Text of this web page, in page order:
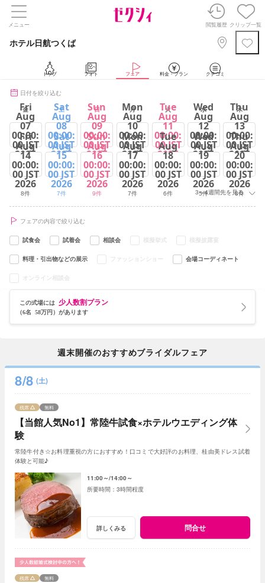
メニュー 閲覧履歴 クリップ一覧
ホテル日航つくば
トップ フォト フェア 料金・プラン クチコミ
日付を絞り込む
金 土 日 月 火 水 木
Fri
Aug
07
00:00:
00 JST
2026
8件
Sat
Aug
08
00:00:
00 JST
2026
8件
Sun
Aug
09
00:00:
00 JST
2026
8件
Mon
Aug
10
00:00:
00 JST
2026
7件
Tue
Aug
11
00:00:
00 JST
2026
7件
Wed
Aug
12
00:00:
00 JST
2026
5件
Thu
Aug
13
00:00:
00 JST
2026
8件
Fri
Aug
14
00:00:
00 JST
2026
8件
Sat
Aug
15
00:00:
00 JST
2026
7件
Sun
Aug
16
00:00:
00 JST
2026
9件
Mon
Aug
17
00:00:
00 JST
2026
7件
Tue
Aug
18
00:00:
00 JST
2026
6件
Wed
Aug
19
00:00:
00 JST
2026
5件
Thu
Aug
20
00:00:
00 JST
2026
8件
3～4週間先を見る
フェアの内容で絞り込む
試食会 試着会 相談会 模擬挙式 模擬披露宴
料理・引出物などの展示 ファッションショー 会場コーディネート
オンライン相談会
この式場には 少人数割プラン
（6名 58万円）があります
週末開催のおすすめブライダルフェア
8/8 (土)
【当館人気No1】常陸牛試食×ホテルウエディング体
験
残席 無料
常陸牛付き☆お料理重視の方におすすめ！口コミで大好評のお料理、桂由美ドレス試着
体験と可能♪
11:00～ 14:00～
3時間程度
詳しくみる 問合せ
残席 無料